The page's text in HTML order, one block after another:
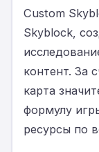
Custom
Skyblock,
контент. За
карта
формулу
ресурсы по